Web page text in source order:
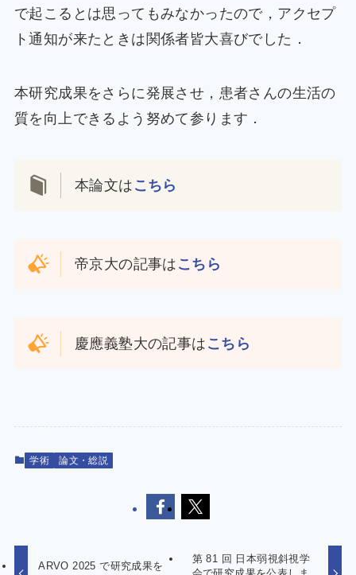
で起こるとは思ってもみなかったので，アクセプ
ト通知が来たときは関係者皆大喜びでした．
本研究成果をさらに発展させ，患者さんの生活の
質を向上できるよう努めて参ります．
本論文は こちら
帝京大の記事は こちら
慶應義塾大の記事は こちら
学術 論文・総説
ARVO 2025 で研究成果を
第 81 回 日本弱視斜視学